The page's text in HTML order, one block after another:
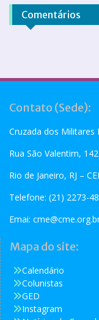
Comentários
Contato (Sede):
Cruzada dos Militares
Rua São Valentim,
Rio de Janeiro, RJ –
Telefone: (21) 2273-
Emai:
Mapa do site:
Calendário
Colunistas
GED
Instagram